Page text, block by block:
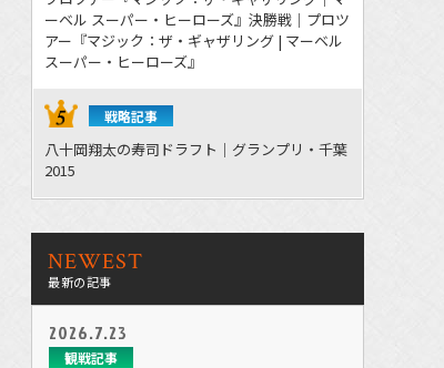
ーベル スーパー・ヒーローズ』決勝戦｜プロツ
アー『マジック：ザ・ギャザリング | マーベル
スーパー・ヒーローズ』
戦略記事
八十岡翔太の寿司ドラフト｜グランプリ・千葉
2015
NEWEST
最新の記事
2026.7.23
観戦記事